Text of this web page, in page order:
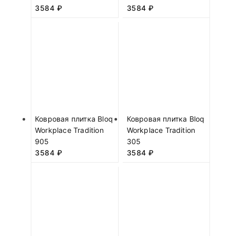
3584 ₽
3584 ₽
Ковровая плитка Bloq
Workplace Tradition
905
3584 ₽
Ковровая плитка Bloq
Workplace Tradition
305
3584 ₽